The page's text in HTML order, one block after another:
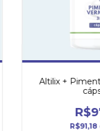
Altilix +
R$91,18